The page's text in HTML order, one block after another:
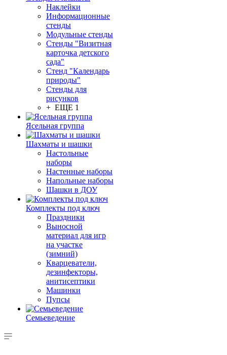
Наклейки
Информационные
стенды
Модульные стенды
Стенды "Визитная
карточка детского
сада"
Стенд "Календарь
природы"
Стенды для
рисунков
+ ЕЩЕ 1
Ясельная группа
Шахматы и шашки
Настольные
наборы
Настенные наборы
Напольные наборы
Шашки в ДОУ
Комплекты под ключ
Праздники
Выносной
материал для игр
на участке
(зимний)
Кварцеватели,
дезинфекторы,
анитисептики
Машинки
Пупсы
Семьеведение